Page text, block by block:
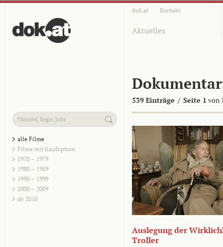
dok.at Kontakt
Aktuelles
539 Einträge / Seite 1 von
alle Filme
Filme mit Kaufoption
1970 – 1979
1980 – 1989
1990 – 1999
2000 – 2009
ab 2010
Auslegung der
Troller